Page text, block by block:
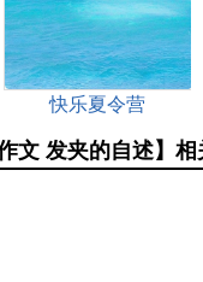
快乐夏令营
文 发夹的自述】相